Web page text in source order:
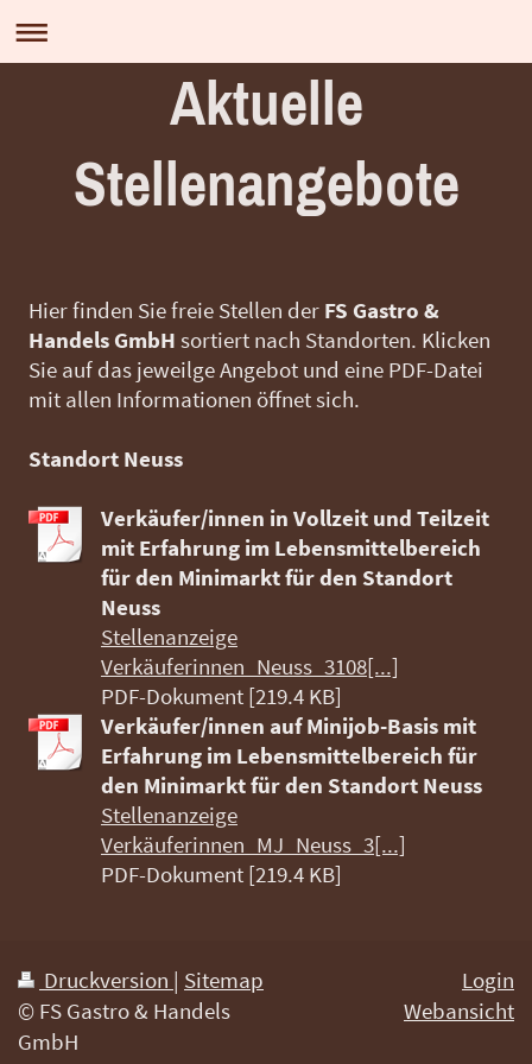
Aktuelle
Stellenangebote
Hier finden Sie freie Stellen der FS Gastro &
Handels GmbH sortiert nach Standorten. Klicken
Sie auf das jeweilge Angebot und eine PDF-Datei
mit allen Informationen öffnet sich.
Standort Neuss
Verkäufer/innen in Vollzeit und Teilzeit
mit Erfahrung im Lebensmittelbereich
für den Minimarkt für den Standort
Neuss
Stellenanzeige
Verkäuferinnen_Neuss_3108[...]
PDF-Dokument [219.4 KB]
Verkäufer/innen auf Minijob-Basis mit
Erfahrung im Lebensmittelbereich für
den Minimarkt für den Standort Neuss
Stellenanzeige
Verkäuferinnen_MJ_Neuss_3[...]
PDF-Dokument [219.4 KB]
Druckversion | Sitemap
© FS Gastro & Handels
GmbH
Login
Webansicht